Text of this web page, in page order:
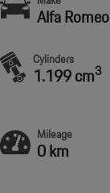
Alfa Romeo
Cylinders
1.199 cm3
Mileage
0 km